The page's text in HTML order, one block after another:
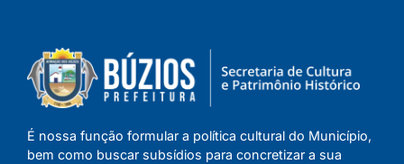
É nossa função formular a política cultural do Município,
bem como buscar subsídios para concretizar a sua